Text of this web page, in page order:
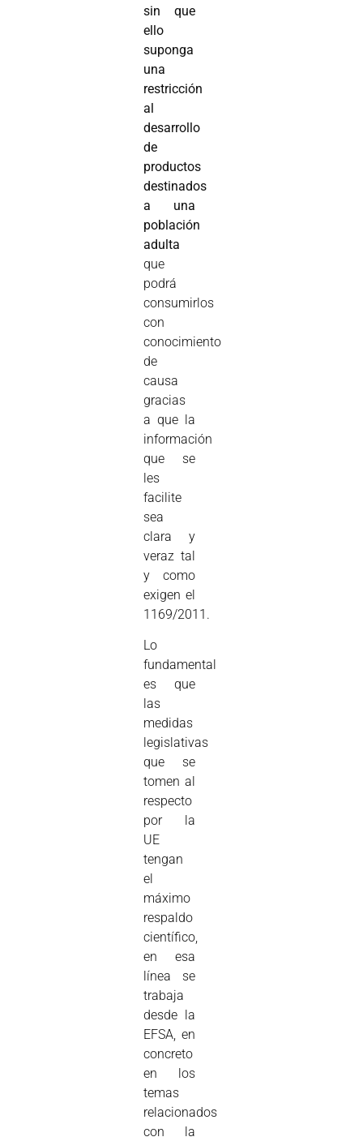
sin que
ello
suponga
una
restricción
al
desarrollo
de
productos
destinados
a una
población
adulta
que
podrá
consumirlos
con
conocimiento
de
causa
gracias
a que la
información
que se
les
facilite
sea
clara y
veraz tal
y como
exigen el
1169/2011.
Lo
fundamental
es que
las
medidas
legislativas
que se
tomen al
respecto
por la
UE
tengan
el
máximo
respaldo
científico,
en esa
línea se
trabaja
desde la
EFSA, en
concreto
en los
temas
relacionados
con la